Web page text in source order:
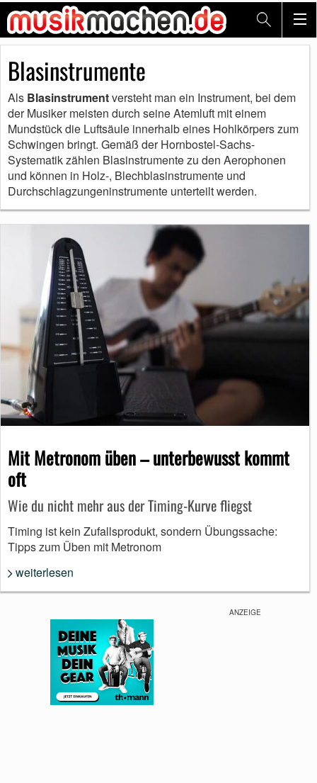
Blasinstrumente
Als Blasinstrumentversteht man ein Instrument, bei dem
der Musiker meisten durch seine Atemluft mit einem
Mundstück die Luftsäule innerhalb eines Hohlkörpers zum
Schwingen bringt. Gemäß der Hornbostel-Sachs-
Systematik zählen Blasinstrumente zu den Aerophonen
und können in Holz-, Blechblasinstrumente und
Durchschlagzungeninstrumente unterteilt werden.
Mit Metronom üben – unterbewusst kommt
oft
Wie du nicht mehr aus der Timing-Kurve fliegst
Timing ist kein Zufallsprodukt, sondern Übungssache:
Tipps zum Üben mit Metronom
weiterlesen